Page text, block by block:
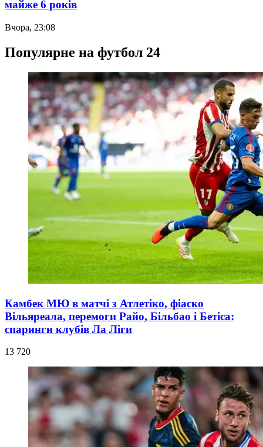
майже 6 років
Вчора, 23:08
Популярне на футбол 24
Камбек МЮ в матчі з Атлетіко, фіаско
Вільяреала, перемоги Райо, Більбао і Бетіса:
спаринги клубів Ла Ліги
13 720